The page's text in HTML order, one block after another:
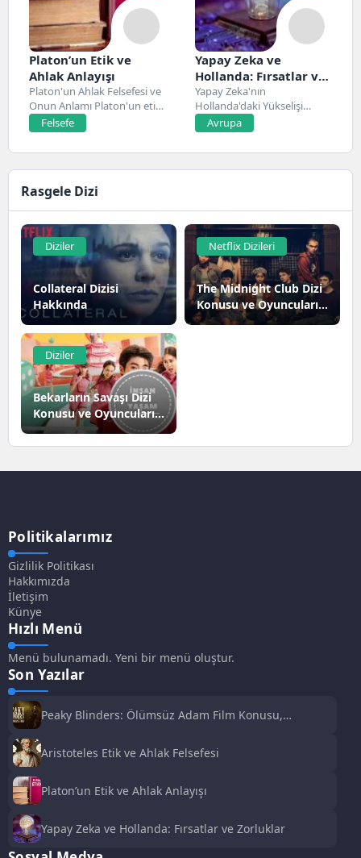
Platon’un Etik ve
Ahlak Anlayışı
Platon'un Ahlak Felsefesi ve
Onun Anlamı Platon'un etik
ve ahlak...
Felsefe
Yapay Zeka ve
Hollanda: Fırsatlar ve
Zorluklar
Yapay Zeka'nın
Hollanda'daki Yükselişi
Hollanda, son yıllarda yapay
zeka alanında...
Avrupa
Rasgele Dizi
Diziler
Collateral Dizisi
Hakkında
Netflix Dizileri
The Midnight Club Dizi
Konusu ve Oyuncuları |
Netflix
Diziler
Bekarların Savaşı Dizi
Konusu ve Oyuncuları |
Netflix
Politikalarımız
Gizlilik Politikası
Hakkımızda
İletişim
Künye
Hızlı Menü
Menü bulunamadı. Yeni bir menü oluştur.
Son Yazılar
Peaky Blinders: Ölümsüz Adam Film Konusu,
Aristoteles Etik ve Ahlak Felsefesi
Platon’un Etik ve Ahlak Anlayışı
Yapay Zeka ve Hollanda: Fırsatlar ve Zorluklar